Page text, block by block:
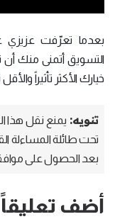
بعدما تعرّفت عزيزي
التسويق أتمنى منك أن
خيارك الأكثر تأثيراً
تنويه: يمنع نقل هذا
تحت طائلة المساءلة
بعد الحصول على
أضف تعليقاً